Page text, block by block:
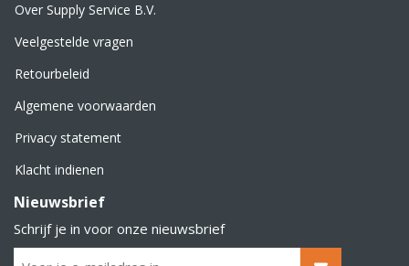
Over Supply Service B.V.
Veelgestelde vragen
Retourbeleid
Algemene voorwaarden
Privacy statement
Klacht indienen
Nieuwsbrief
Schrijf je in voor onze nieuwsbrief